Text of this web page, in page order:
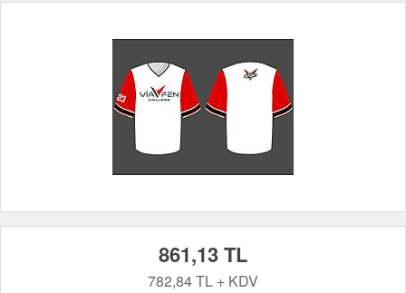
861,13 TL
782,84 TL + KDV